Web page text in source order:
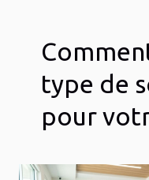
type de
pour